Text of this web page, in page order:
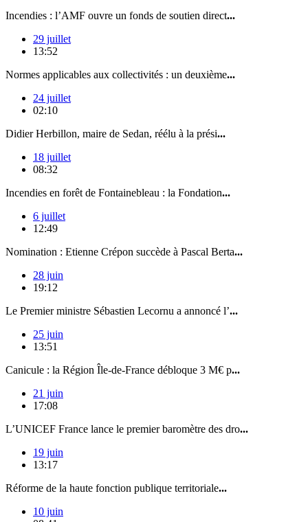
Incendies : l’AMF ouvre un fonds de soutien direct...
29 juillet
13:52
Normes applicables aux collectivités : un deuxième...
24 juillet
02:10
Didier Herbillon, maire de Sedan, réélu à la prési...
18 juillet
08:32
Incendies en forêt de Fontainebleau : la Fondation...
6 juillet
12:49
Nomination : Etienne Crépon succède à Pascal Berta...
28 juin
19:12
Le Premier ministre Sébastien Lecornu a annoncé l’...
25 juin
13:51
Canicule : la Région Île-de-France débloque 3 M€ p...
21 juin
17:08
L’UNICEF France lance le premier baromètre des dro...
19 juin
13:17
Réforme de la haute fonction publique territoriale...
10 juin